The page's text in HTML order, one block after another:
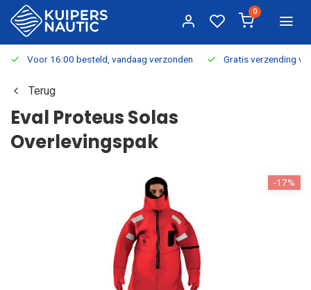
0
Voor 16:00 besteld, vandaag verzonden Gratis verzending
Terug
Eval Proteus Solas
Overlevingspak
-17%